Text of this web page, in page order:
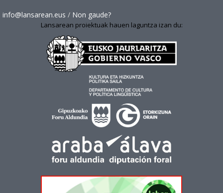
info@lansarean.eus / Non gaude?
Lansarean proiektuak hauen laguntza izan du: